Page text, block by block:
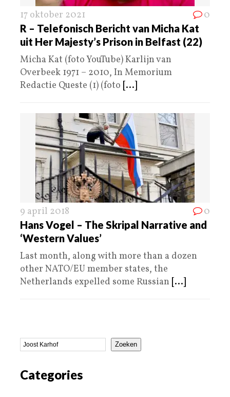
17 oktober 2021 0
R – Telefonisch Bericht van Micha Kat
uit Her Majesty’s Prison in Belfast (22)
Micha Kat (foto YouTube) Karlijn van
Overbeek 1971 – 2010, In Memorium
Redactie Queste (1) (foto [...]
9 april 2018 0
Hans Vogel – The Skripal Narrative and
‘Western Values’
Last month, along with more than a dozen
other NATO/EU member states, the
Netherlands expelled some Russian [...]
Zoeken
Categories